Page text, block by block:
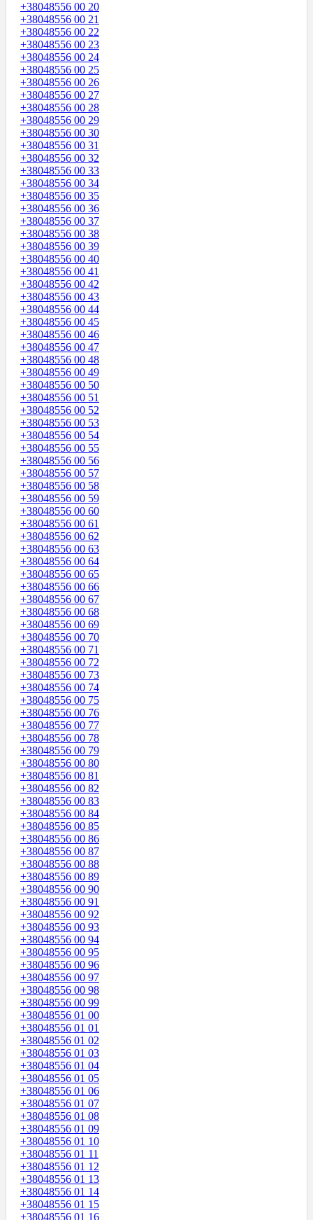
+38048556 00 20
+38048556 00 21
+38048556 00 22
+38048556 00 23
+38048556 00 24
+38048556 00 25
+38048556 00 26
+38048556 00 27
+38048556 00 28
+38048556 00 29
+38048556 00 30
+38048556 00 31
+38048556 00 32
+38048556 00 33
+38048556 00 34
+38048556 00 35
+38048556 00 36
+38048556 00 37
+38048556 00 38
+38048556 00 39
+38048556 00 40
+38048556 00 41
+38048556 00 42
+38048556 00 43
+38048556 00 44
+38048556 00 45
+38048556 00 46
+38048556 00 47
+38048556 00 48
+38048556 00 49
+38048556 00 50
+38048556 00 51
+38048556 00 52
+38048556 00 53
+38048556 00 54
+38048556 00 55
+38048556 00 56
+38048556 00 57
+38048556 00 58
+38048556 00 59
+38048556 00 60
+38048556 00 61
+38048556 00 62
+38048556 00 63
+38048556 00 64
+38048556 00 65
+38048556 00 66
+38048556 00 67
+38048556 00 68
+38048556 00 69
+38048556 00 70
+38048556 00 71
+38048556 00 72
+38048556 00 73
+38048556 00 74
+38048556 00 75
+38048556 00 76
+38048556 00 77
+38048556 00 78
+38048556 00 79
+38048556 00 80
+38048556 00 81
+38048556 00 82
+38048556 00 83
+38048556 00 84
+38048556 00 85
+38048556 00 86
+38048556 00 87
+38048556 00 88
+38048556 00 89
+38048556 00 90
+38048556 00 91
+38048556 00 92
+38048556 00 93
+38048556 00 94
+38048556 00 95
+38048556 00 96
+38048556 00 97
+38048556 00 98
+38048556 00 99
+38048556 01 00
+38048556 01 01
+38048556 01 02
+38048556 01 03
+38048556 01 04
+38048556 01 05
+38048556 01 06
+38048556 01 07
+38048556 01 08
+38048556 01 09
+38048556 01 10
+38048556 01 11
+38048556 01 12
+38048556 01 13
+38048556 01 14
+38048556 01 15
+38048556 01 16